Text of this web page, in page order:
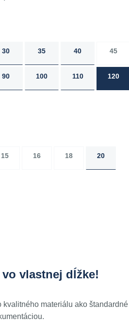
30 35 40 45
90 100 110 120
15 16 18 20
vlastnej dĺžke!
materiálu ako štandardné